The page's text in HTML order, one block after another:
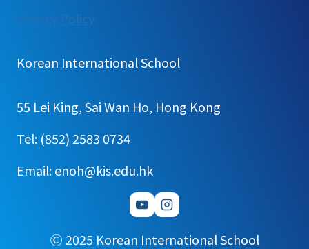
Privacy Policy:
내]
회
통
백
Korean International School
55 Lei King, Sai Wan Ho, Hong Kong
Tel: (852) 2583 0734
Email: enoh@kis.edu.hk
Ⓒ 2025 Korean International School